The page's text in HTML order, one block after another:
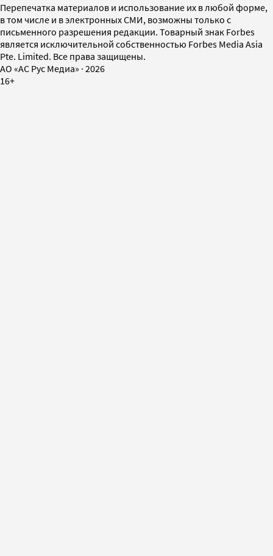
Перепечатка материалов и использование их в любой форме,
в том числе и в электронных СМИ, возможны только с
письменного разрешения редакции. Товарный знак Forbes
является исключительной собственностью Forbes Media Asia
Pte. Limited. Все права защищены.
AO «АС Рус Медиа» · 2026
16+